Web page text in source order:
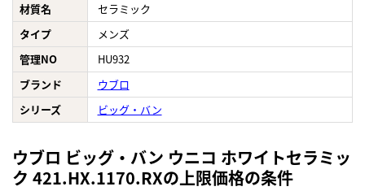
材質名
セラミック
タイプ
メンズ
管理NO
HU932
ブランド
ウブロ
シリーズ
ビッグ・バン
ウブロ ビッグ・バン ウニコ ホワイトセラミッ
ク 421.HX.1170.RXの上限価格の条件